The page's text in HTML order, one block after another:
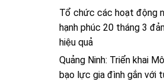
Tổ chức các hoạt động
hạnh phúc 20 tháng 3
hiệu quả
Quảng Ninh: Triển khai
bạo lực gia đình gắn với